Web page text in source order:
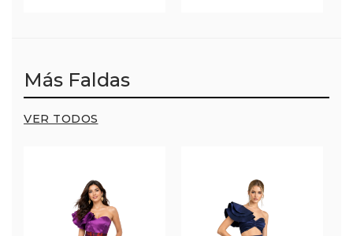
Más Faldas
VER TODOS